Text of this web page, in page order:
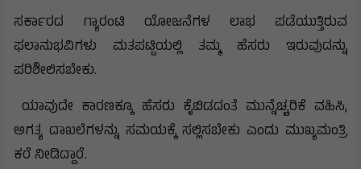
ಸರ್ಕಾರದ ಗ್ಯಾರಂಟಿ ಯೋಜನೆಗಳ ಲಾಭ ಪಡೆಯುತ್ತಿರುವ
ಫಲಾನುಭವಿಗಳು ಮತಪಟ್ಟಿಯಲ್ಲಿ ತಮ್ಮ ಹೆಸರು ಇರುವುದನ್ನು
ಪರಿಶೀಲಿಸಬೇಕು.
ಯಾವುದೇ ಕಾರಣಕ್ಕೂ ಹೆಸರು ಕೈಬಿಡದಂತೆ ಮುನ್ನೆಚ್ಚರಿಕೆ ವಹಿಸಿ,
ಅಗತ್ಯ ದಾಖಲೆಗಳನ್ನು ಸಮಯಕ್ಕೆ ಸಲ್ಲಿಸಬೇಕು ಎಂದು ಮುಖ್ಯಮಂತ್ರಿ
ಕರೆ ನೀಡಿದ್ದಾರೆ.